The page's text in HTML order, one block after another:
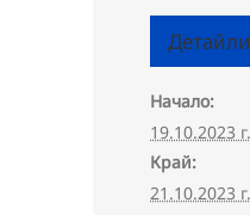
Детайли
Начало:
19.10.2023 г.
Край:
21.10.2023 г.